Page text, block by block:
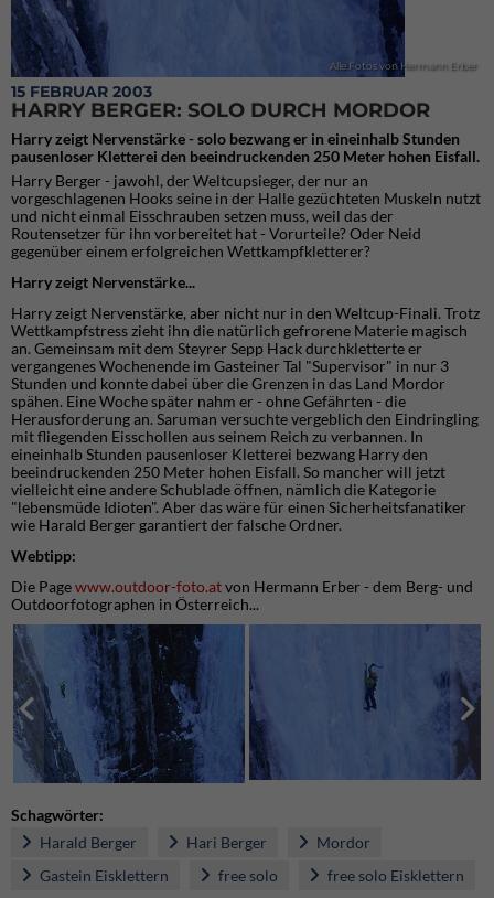
Alle Fotos von Hermann Erber
15 FEBRUAR 2003
HARRY BERGER: SOLO DURCH MORDOR
Harry zeigt Nervenstärke - solo bezwang er in eineinhalb Stunden
pausenloser Kletterei den beeindruckenden 250 Meter hohen Eisfall.
Harry Berger - jawohl, der Weltcupsieger, der nur an
vorgeschlagenen Hooks seine in der Halle gezüchteten Muskeln nutzt
und nicht einmal Eisschrauben setzen muss, weil das der
Routensetzer für ihn vorbereitet hat - Vorurteile? Oder Neid
gegenüber einem erfolgreichen Wettkampfkletterer?
Harry zeigt Nervenstärke...
Harry zeigt Nervenstärke, aber nicht nur in den Weltcup-Finali. Trotz
Wettkampfstress zieht ihn die natürlich gefrorene Materie magisch
an. Gemeinsam mit dem Steyrer Sepp Hack durchkletterte er
vergangenes Wochenende im Gasteiner Tal "Supervisor" in nur 3
Stunden und konnte dabei über die Grenzen in das Land Mordor
spähen. Eine Woche später nahm er - ohne Gefährten - die
Herausforderung an. Saruman versuchte vergeblich den Eindringling
mit fliegenden Eisschollen aus seinem Reich zu verbannen. In
eineinhalb Stunden pausenloser Kletterei bezwang Harry den
beeindruckenden 250 Meter hohen Eisfall. So mancher will jetzt
vielleicht eine andere Schublade öffnen, nämlich die Kategorie
"lebensmüde Idioten". Aber das wäre für einen Sicherheitsfanatiker
wie Harald Berger garantiert der falsche Ordner.
Webtipp:
Die Pagewww.outdoor-foto.atvon Hermann Erber - dem Berg- und
Outdoorfotographen in Österreich...
Schagwörter:
Harald Berger
Hari Berger
Mordor
Gastein Eisklettern
free solo
free solo Eisklettern